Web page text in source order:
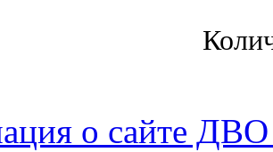
о сайте